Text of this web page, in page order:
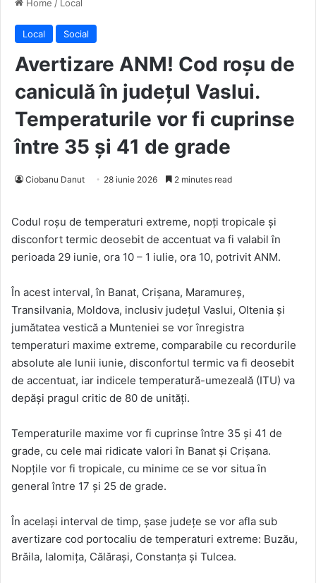
Home / Local
Local Social
Avertizare ANM! Cod roșu de
caniculă în județul Vaslui.
Temperaturile vor fi cuprinse
între 35 și 41 de grade
Ciobanu Danut 28 iunie 2026 2 minutes read
Codul roșu de temperaturi extreme, nopți tropicale și
disconfort termic deosebit de accentuat va fi valabil în
perioada 29 iunie, ora 10 – 1 iulie, ora 10, potrivit ANM.
În acest interval, în Banat, Crișana, Maramureș,
Transilvania, Moldova, inclusiv județul Vaslui, Oltenia și
jumătatea vestică a Munteniei se vor înregistra
temperaturi maxime extreme, comparabile cu recordurile
absolute ale lunii iunie, disconfortul termic va fi deosebit
de accentuat, iar indicele temperatură-umezeală (ITU) va
depăși pragul critic de 80 de unități.
Temperaturile maxime vor fi cuprinse între 35 și 41 de
grade, cu cele mai ridicate valori în Banat și Crișana.
Nopțile vor fi tropicale, cu minime ce se vor situa în
general între 17 și 25 de grade.
În același interval de timp, șase județe se vor afla sub
avertizare cod portocaliu de temperaturi extreme: Buzău,
Brăila, Ialomița, Călărași, Constanța și Tulcea.